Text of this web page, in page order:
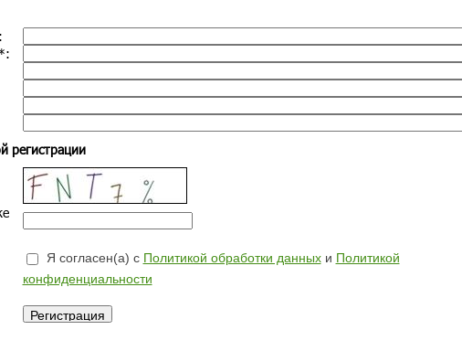
:
*:
регистрации
Я согласен(а) с Политикой обработки данныхи Политикой
конфиденциальности